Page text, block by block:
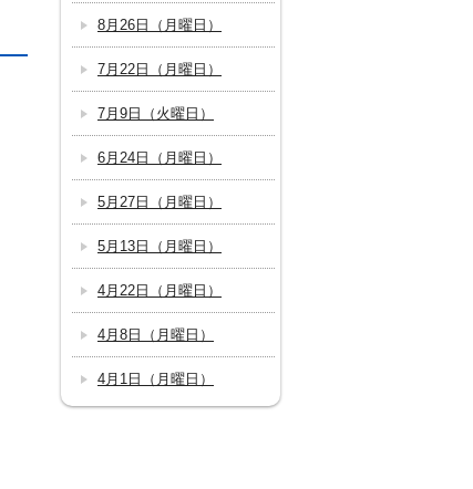
8月26日（月曜日）
7月22日（月曜日）
7月9日（火曜日）
6月24日（月曜日）
5月27日（月曜日）
5月13日（月曜日）
4月22日（月曜日）
4月8日（月曜日）
4月1日（月曜日）